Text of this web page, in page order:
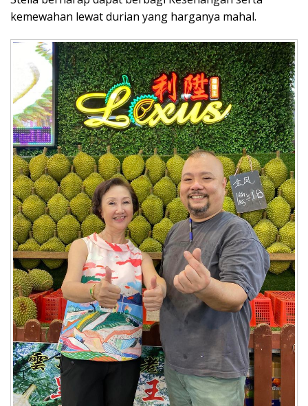
kemewahan lewat durian yang harganya mahal.